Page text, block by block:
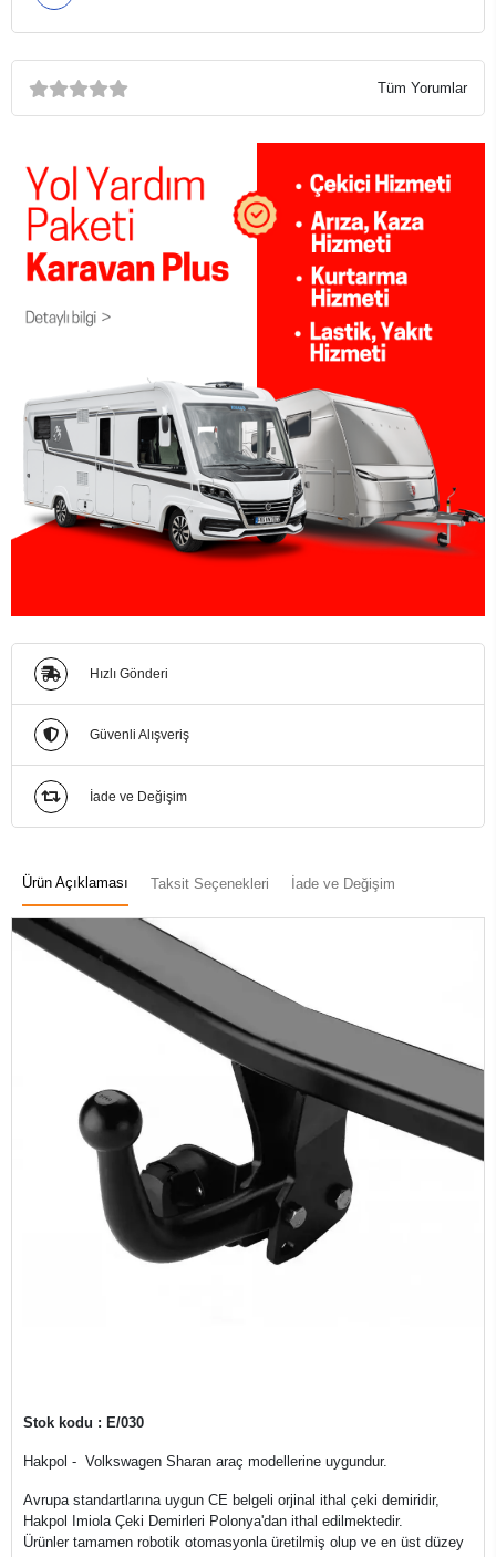
Tüm Yorumlar
Hızlı Gönderi
Güvenli Alışveriş
İade ve Değişim
Ürün Açıklaması Taksit Seçenekleri İade ve Değişim
Stok kodu : E/030
Hakpol - Volkswagen Sharan araç modellerine uygundur.
Avrupa standartlarına uygun CE belgeli orjinal ithal çeki demiridir,
Hakpol Imiola Çeki Demirleri Polonya'dan ithal edilmektedir.
Ürünler tamamen robotik otomasyonla üretilmiş olup ve en üst düzey